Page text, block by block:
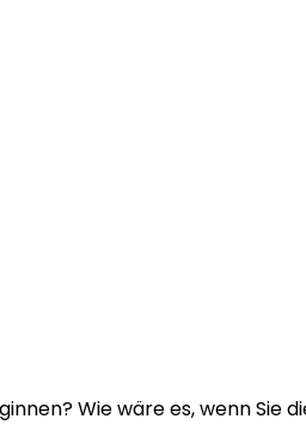
Wie wäre es, wenn Sie